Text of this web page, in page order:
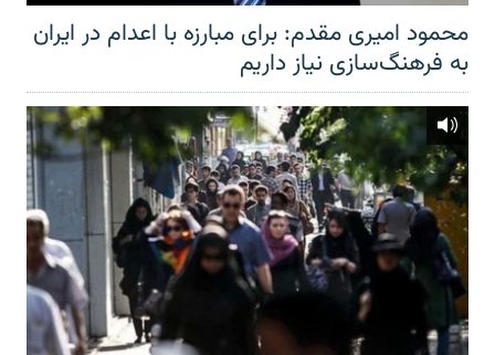
محمود امیری مقدم: برای مبارزه با اعدام در ایران
به فرهنگ‌سازی نیاز داریم